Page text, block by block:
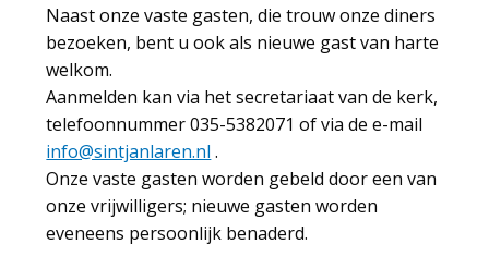
Naast onze vaste gasten, die trouw onze diners
bezoeken, bent u ook als nieuwe gast van harte
welkom.
Aanmelden kan via het secretariaat van de kerk,
telefoonnummer 035-5382071 of via de e-mail
info@sintjanlaren.nl .
Onze vaste gasten worden gebeld door een van
onze vrijwilligers; nieuwe gasten worden
eveneens persoonlijk benaderd.